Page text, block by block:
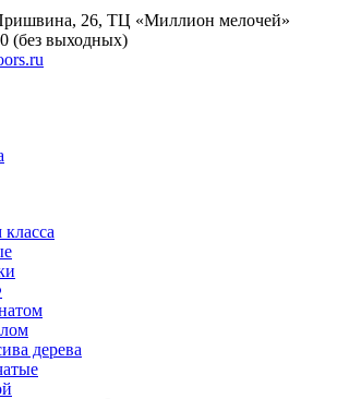
26, ТЦ «Миллион мелочей»
(без выходных)
дерева